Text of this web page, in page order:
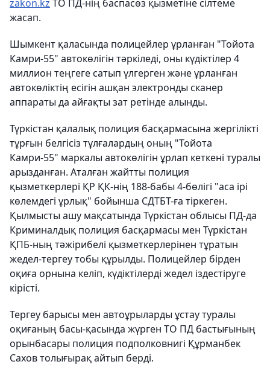
zakon.kz ТО ПД-нің баспасөз қызметіне сілтеме
жасап.
Шымкент қаласында полицейлер ұрланған "Тойота
Камри-55" автокөлігін тәркіледі, оны күдіктілер 4
миллион теңгеге сатып үлгерген және ұрланған
автокөліктің есігін ашқан электронды сканер
аппараты да айғақты зат ретінде алынды.
Түркістан қалалық полиция басқармасына жергілікті
тұрғын белгісіз тұлғалардың оның "Тойота
Камри-55" маркалы автокөлігін ұрлап кеткені туралы
арызданған. Аталған жайтты полиция
қызметкерлері ҚР ҚК-нің 188-бабы 4-бөлігі "аса ірі
көлемдегі ұрлық" бойынша СДТБТ-ға тіркеген.
Қылмысты ашу мақсатында Түркістан облысы ПД-да
Криминалдық полиция басқармасы мен Түркістан
ҚПБ-ның тәжірибелі қызметкерлерінен тұратын
жедел-тергеу тобы құрылды. Полицейлер бірден
оқиға орнына келіп, күдіктілерді жедел іздестіруге
кірісті.
Тергеу барысы мен автоұрыларды ұстау туралы
оқиғаның басы-қасында жүрген ТО ПД бастығының
орынбасары полиция подполковнигі Құрманбек
Сахов толығырақ айтып берді.